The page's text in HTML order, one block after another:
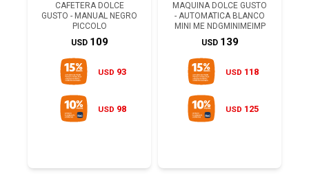
CAFETERA DOLCE
GUSTO - MANUAL NEGRO
PICCOLO
USD 109
USD 93
USD 98
MAQUINA DOLCE GUSTO
- AUTOMATICA BLANCO
MINI ME NDGMINIMEIMP
USD 139
USD 118
USD 125